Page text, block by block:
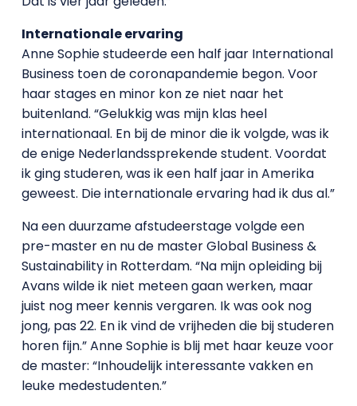
Internationale ervaring
Anne Sophie studeerde een half jaar International
Business toen de coronapandemie begon. Voor
haar stages en minor kon ze niet naar het
buitenland. “Gelukkig was mijn klas heel
internationaal. En bij de minor die ik volgde, was ik
de enige Nederlandssprekende student. Voordat
ik ging studeren, was ik een half jaar in Amerika
geweest. Die internationale ervaring had ik dus al.”
Na een duurzame afstudeerstage volgde een
pre-master en nu de master Global Business &
Sustainability in Rotterdam. “Na mijn opleiding bij
Avans wilde ik niet meteen gaan werken, maar
juist nog meer kennis vergaren. Ik was ook nog
jong, pas 22. En ik vind de vrijheden die bij studeren
horen fijn.” Anne Sophie is blij met haar keuze voor
de master: “Inhoudelijk interessante vakken en
leuke medestudenten.”